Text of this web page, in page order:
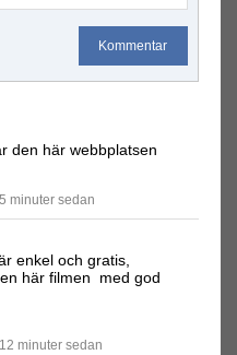
Kommentar
den här webbplatsen
5 minuter sedan
enkel och gratis,
här filmen
med god
12 minuter sedan